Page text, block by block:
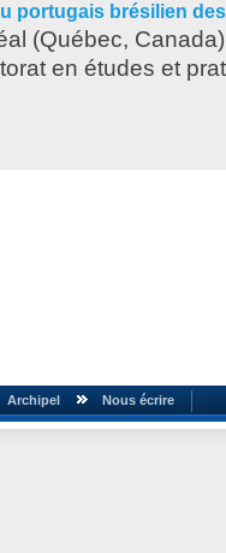
portugais brésilien
(Québec,
en études et
Archipel Nous écrire